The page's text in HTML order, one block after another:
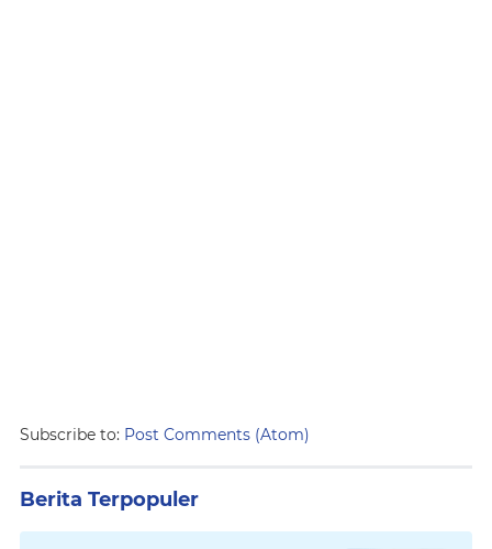
Subscribe to: Post Comments (Atom)
Berita Terpopuler